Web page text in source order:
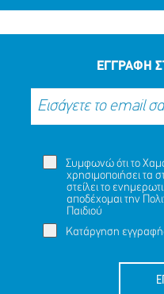
ΕΓΓΡΑΦΗ
Συμφωνώ ότι το
χρησιμοποιήσει τα
στείλει το
αποδέχομαι την
Παιδιού
Κατάργηση